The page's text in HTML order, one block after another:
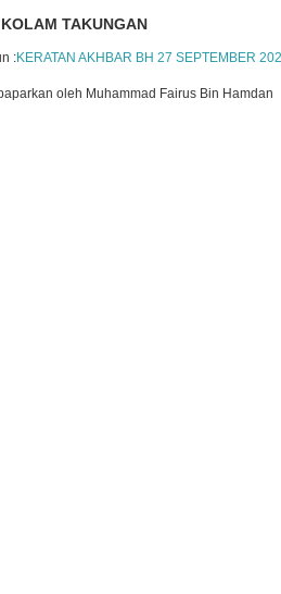
TAKUNGAN
:KERATAN AKHBAR BH 27 SEPTEMBER
oleh Muhammad Fairus Bin Hamdan